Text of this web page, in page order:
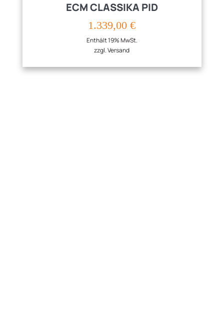
ECM CLASSIKA PID
1.339,00€
Enthält 19% MwSt.
zzgl.Versand